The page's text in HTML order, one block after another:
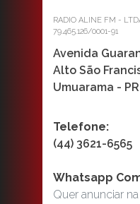
RADIO ALINE FM -
79.465.126/0001-91
Avenida
Alto São
Umuarama -
Telefone:
(44) 3621-6565
Whatsapp
Quer anunciar